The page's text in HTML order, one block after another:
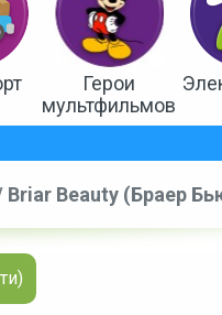
Герои
мультфильмов
Briar Beauty (Браер